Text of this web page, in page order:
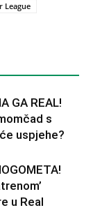
League
GA REAL!
s
uspjehe?
u Real